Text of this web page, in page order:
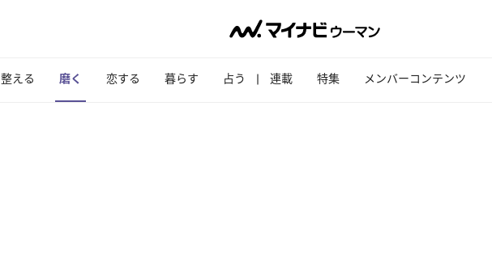
整える 磨く 恋する 暮らす 占う 連載 特集 メンバーコンテンツ